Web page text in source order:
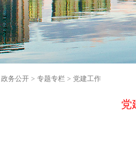
政务公开 > 专题专栏 > 党建工作
党